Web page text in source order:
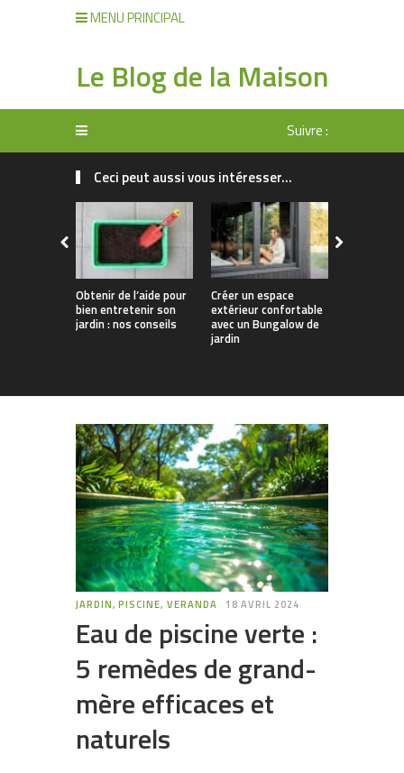
MENU PRINCIPAL
Le Blog de la Maison
Suivre :
Ceci peut aussi vous intéresser...
Obtenir de l’aide pour
bien entretenir son
jardin : nos conseils
Créer un espace
extérieur confortable
avec un Bungalow de
jardin
JARDIN, PISCINE, VERANDA 18 AVRIL 2024
Eau de piscine verte :
5 remèdes de grand-
mère efficaces et
naturels